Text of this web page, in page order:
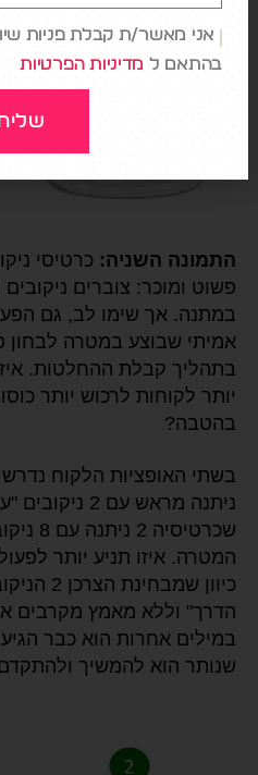
התמונה השניה: כרטיסי
פשוט ומוכר: צוברים
במתנה. אך שימו לב, גם
אמיתי שבוצע במטרה לבחון
בתהליך קבלת ההחלטות.
יותר לקוחות לרכוש יותר
בהטבה?
ניתנה מראש עם
כיוון
הדרך" וללא מאמץ מקרבים
במילים אחרות הוא כבר
שנותר הוא להמשיך
אני מאשר/ת קבלת פניות
בהתאם ל מדיניות הפרטיות